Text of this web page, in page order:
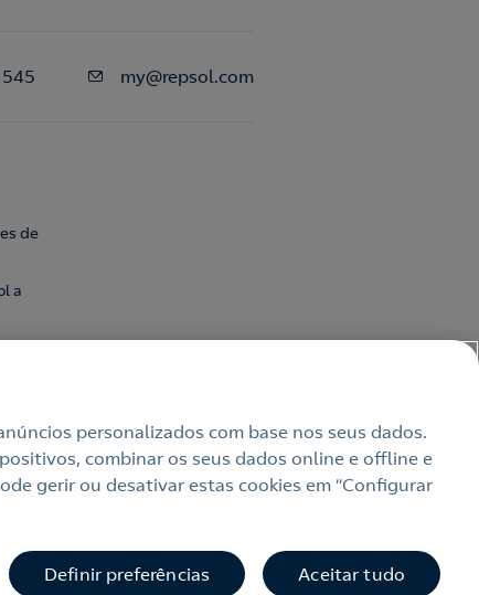
my@repsol.com
de
a
personalizados com base nos seus dados.
combinar os seus dados online e offline e
gerir ou desativar estas cookies em “Configurar
Definir preferências Aceitar tudo